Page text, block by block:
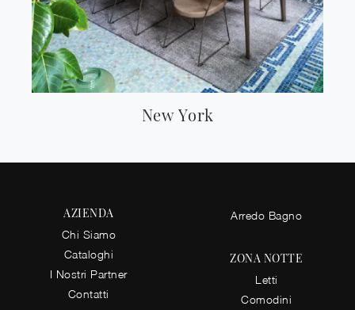
New York
AZIENDA
Chi Siamo
Cataloghi
I Nostri Partner
Contatti
Arredo Bagno
ZONA NOTTE
Letti
Comodini